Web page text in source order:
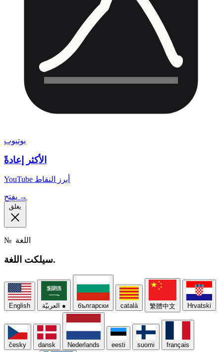
يوتيوب
الأكثر إعادةً
YouTube أبرز النقاط
يفتح →
يغلق
№ اللغة
سيلكتاللغة.
English العربيّة ● български català 繁體中文 Hrvatski
česky dansk Nederlands eesti suomi français